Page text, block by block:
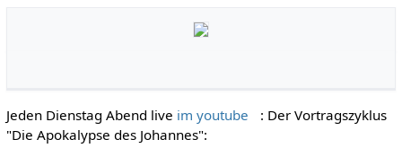
Jeden Dienstag Abend live im youtube
: Der Vortragszyklus
"Die Apokalypse des Johannes":